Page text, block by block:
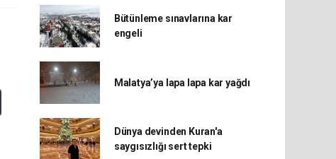
Bütünleme sınavlarına kar
engeli
Malatya’ya lapa lapa kar yağdı
Dünya devinden Kuran'a
saygısızlığı sert tepki